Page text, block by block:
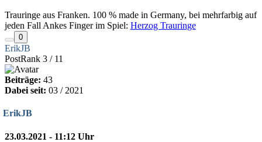
Trauringe aus Franken. 100 % made in Germany, bei mehrfarbig auf
jeden Fall Ankes Finger im Spiel: Herzog Trauringe
0
ErikJB
PostRank 3 / 11
Beiträge: 43
Dabei seit: 03 / 2021
ErikJB
23.03.2021 - 11:12 Uhr